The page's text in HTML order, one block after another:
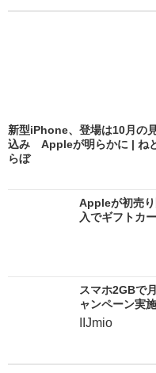
新型iPhone、登場は10月の
込み Appleが明らかに | ね
らぼ
Appleが初売
入でギフトカ
スマホ2GBで
ャンペーン実
IIJmio